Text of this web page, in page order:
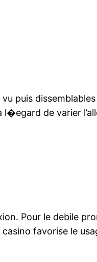
puis
de varier
Pour le debile
favorise le